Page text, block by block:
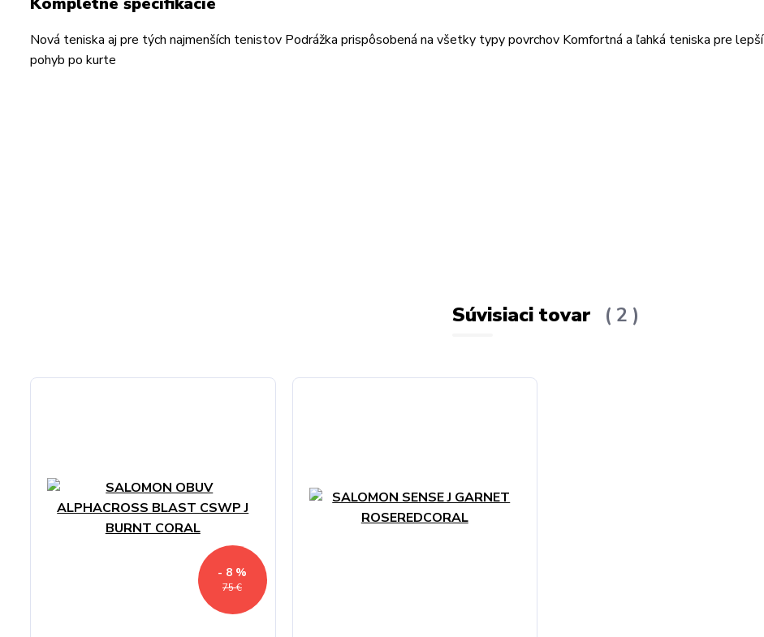
Nová teniska aj pre tých najmenších tenistov Podrážka prispôsobená na všetky typy povrchov Komfortná a ľahká teniska pre lepší
pohyb po kurte
Súvisiaci tovar 2
75 €
- 8 %